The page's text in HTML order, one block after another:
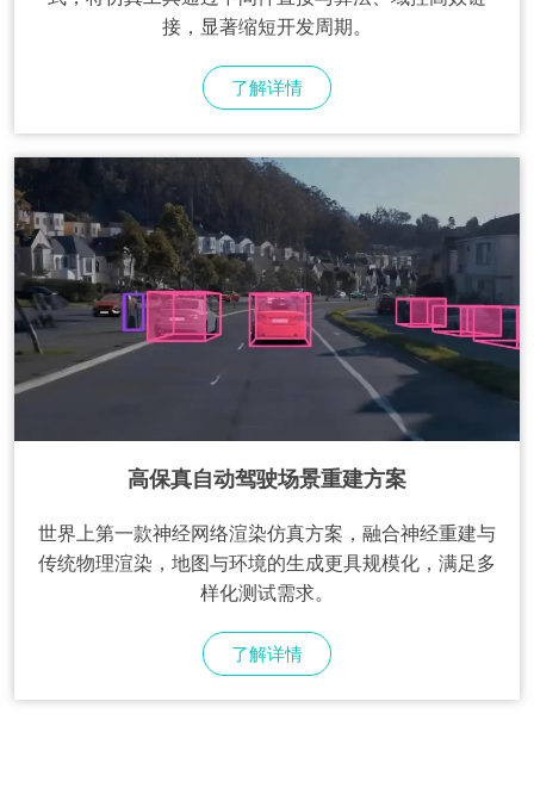
接，显著缩短开发周期。
了解详情
高保真自动驾驶场景重建方案
世界上第一款神经网络渲染仿真方案，融合神经重建与
传统物理渲染，地图与环境的生成更具规模化，满足多
样化测试需求。
了解详情